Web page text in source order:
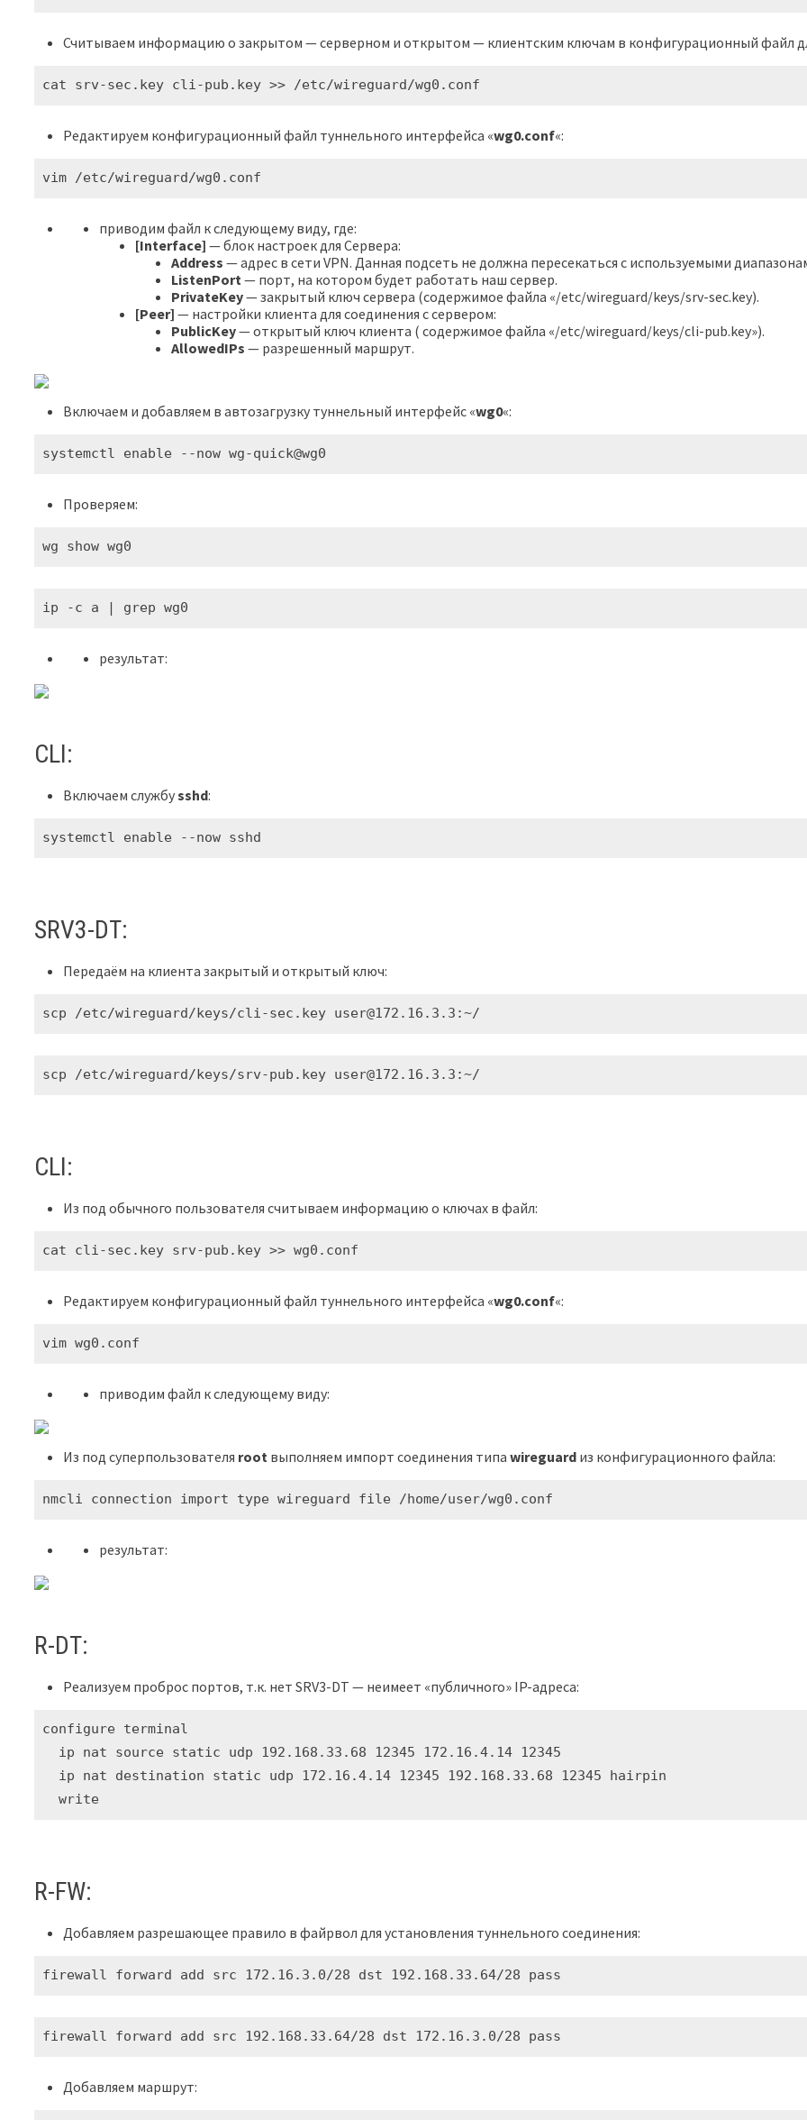
Считываем информацию о закрытом — серверном и открытом — клиентским ключам в конфигурационный файл
cat srv-sec.key cli-pub.key >> /etc/wireguard/wg0.conf
Редактируем конфигурационный файл туннельного интерфейса «wg0.conf«:
vim /etc/wireguard/wg0.conf
приводим файл к следующему виду, где:
[Interface] — блок настроек для Сервера:
Address — адрес в сети VPN. Данная подсеть не должна пересекаться с используемыми
ListenPort — порт, на котором будет работать наш сервер.
PrivateKey— закрытый ключ сервера (содержимое файла «/etc/wireguard/keys/srv-sec.key).
[Peer] — настройки клиента для соединения с сервером:
PublicKey— открытый ключ клиента ( содержимое файла «/etc/wireguard/keys/cli-pub.key»).
AllowedIPs — разрешенный маршрут.
Включаем и добавляем в автозагрузку туннельный интерфейс «wg0«:
systemctl enable --now wg-quick@wg0
Проверяем:
wg show wg0
ip -c a | grep wg0
результат:
CLI:
Включаем службуsshd:
systemctl enable --now sshd
SRV3-DT:
Передаём на клиента закрытый и открытый ключ:
scp /etc/wireguard/keys/cli-sec.key user@172.16.3.3:~/
scp /etc/wireguard/keys/srv-pub.key user@172.16.3.3:~/
CLI:
Из под обычного пользователя считываем информацию о ключах в файл:
cat cli-sec.key srv-pub.key >> wg0.conf
Редактируем конфигурационный файл туннельного интерфейса «wg0.conf«:
vim wg0.conf
приводим файл к следующему виду:
Из под суперпользователя root выполняем импорт соединения типаwireguard из конфигурационного файла:
nmcli connection import type wireguard file /home/user/wg0.conf
результат:
R-DT:
Реализуем проброс портов, т.к. нет SRV3-DT — неимеет «публичного» IP-адреса:
configure terminal
  ip nat source static udp 192.168.33.68 12345 172.16.4.14 12345
  ip nat destination static udp 172.16.4.14 12345 192.168.33.68 12345 hairpin
  write
R-FW:
Добавляем разрешающее правило в файрвол для установления туннельного соединения:
firewall forward add src 172.16.3.0/28 dst 192.168.33.64/28 pass
firewall forward add src 192.168.33.64/28 dst 172.16.3.0/28 pass
Добавляем маршрут: